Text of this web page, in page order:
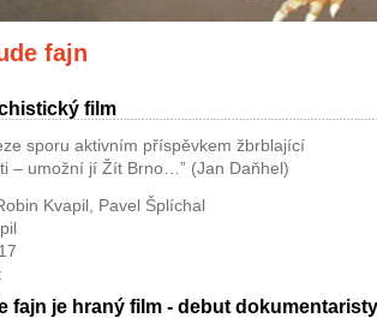
fajn
film
sporu aktivním příspěvkem žbrblající
– umožní jí Žít Brno…” (Jan Daňhel)
Kvapil, Pavel Šplíchal
fajn je hraný film - debut dokumentaristy